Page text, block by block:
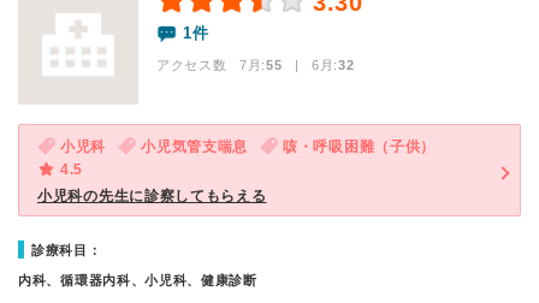
1件
アクセス数 7月:55 | 6月:32
小児科 小児気管支喘息
咳・呼吸困難（子供）
4.5
小児科の先生に診察してもらえる
診療科目：
内科、循環器内科、小児科、健康診断